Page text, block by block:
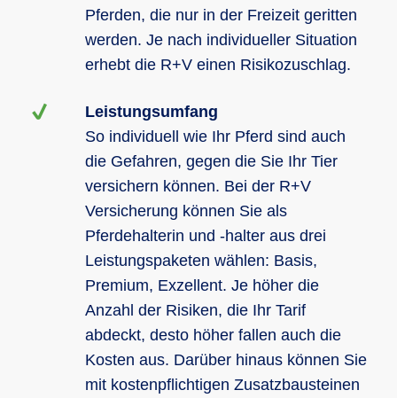
Pferden, die nur in der Freizeit geritten
werden. Je nach individueller Situation
erhebt die R+V einen Risikozuschlag.
Leistungsumfang
So individuell wie Ihr Pferd sind auch
die Gefahren, gegen die Sie Ihr Tier
versichern können. Bei der R+V
Versicherung können Sie als
Pferdehalterin und -halter aus drei
Leistungspaketen wählen: Basis,
Premium, Exzellent. Je höher die
Anzahl der Risiken, die Ihr Tarif
abdeckt, desto höher fallen auch die
Kosten aus. Darüber hinaus können Sie
mit kostenpflichtigen Zusatzbausteinen